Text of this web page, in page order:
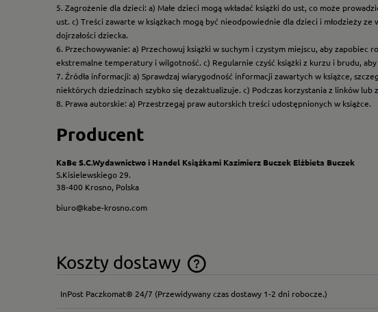
5. Zagrożenie dla dzieci: a) Małe dzieci mogą wkładać książki do ust, co może
ust. c) Treści zawarte w książkach mogą być nieodpowiednie dla dzieci i młodzieży
dojrzałości dziecka.
6. Przechowywanie: a) Przechowuj książki w suchym i czystym miejscu, aby
ekstremalne temperatury i wilgotność. c) Regularnie czyść książki z kurzu i brudu,
7. Źródła informacji: a) Sprawdzaj wiarygodność informacji zawartych w książce,
niektórych dziedzinach szybko się dezaktualizuje. c) Podczas korzystania z linków
8. Prawa autorskie: a) Przestrzegaj praw autorskich treści udostępnionych w książce.
Producent
KaBe S.C.Wydawnictwo i Handel Książkami Kazimierz Buczek Elżbieta Buczek
S.Kisielewskiego 29.
38-400 Krosno, Polska
biuro@kabe-krosno.com
Koszty dostawy
Cena nie zawiera ewentualnych kosztów
InPost Paczkomat® 24/7 (Przewidywany czas dostawy 1-2 dni robocze.)